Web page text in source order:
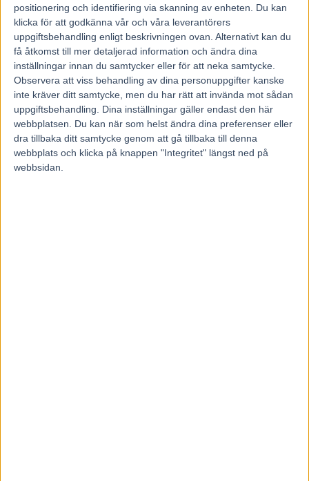
positionering och identifiering via skanning av enheten. Du kan
klicka för att godkänna vår och våra leverantörers
uppgiftsbehandling enligt beskrivningen ovan. Alternativt kan du
få åtkomst till mer detaljerad information och ändra dina
inställningar innan du samtycker eller för att neka samtycke.
Observera att viss behandling av dina personuppgifter kanske
inte kräver ditt samtycke, men du har rätt att invända mot sådan
uppgiftsbehandling. Dina inställningar gäller endast den här
webbplatsen. Du kan när som helst ändra dina preferenser eller
dra tillbaka ditt samtycke genom att gå tillbaka till denna
webbplats och klicka på knappen "Integritet" längst ned på
webbsidan.
Majblomster vann och kom lös
6 augusti, 2026
Francesco Zet får wild card –
jagar tredje raka
3 augusti, 2026